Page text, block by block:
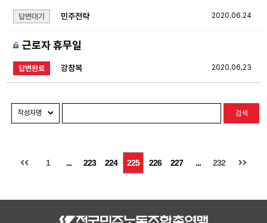
답변대기 2020.06.24
민주전략
근로자 휴무일
답변완료 2020.06.23
강창복
검색
1 ... 223 224 225 226 227 ... 232